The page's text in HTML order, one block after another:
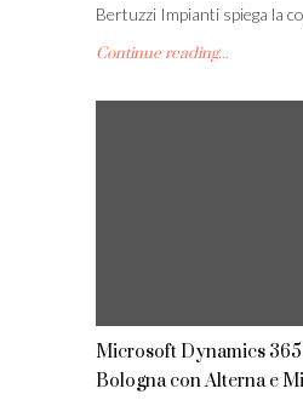
Bertuzzi Impianti spiega la
Continue reading...
Microsoft Dynamics
Bologna con Alterna e